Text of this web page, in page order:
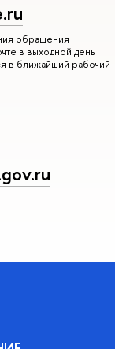
обращения
в выходной день
в ближайший рабочий